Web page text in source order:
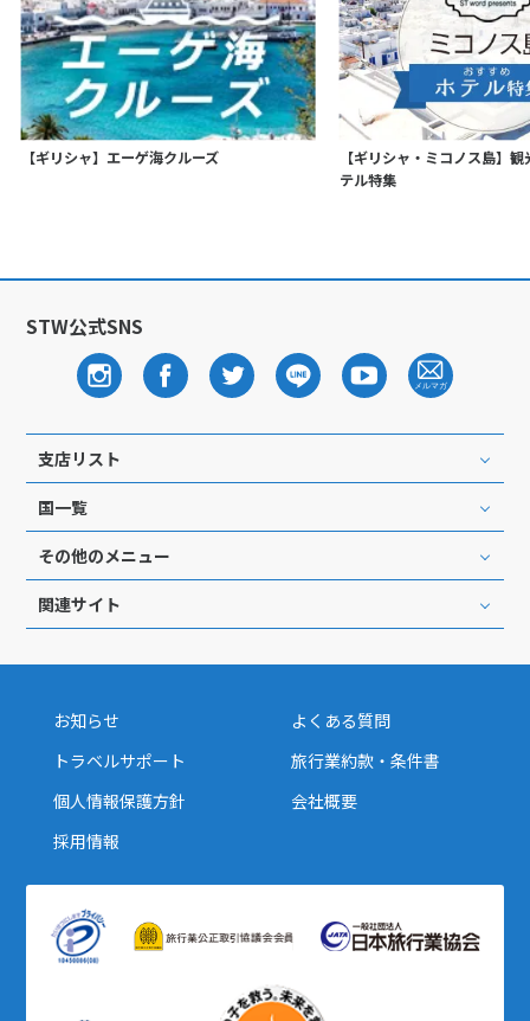
【ギリシャ】エーゲ海クルーズ
【ギリシャ・ミコノス島】
テル特集
STW公式SNS
支店リスト
国一覧
その他のメニュー
関連サイト
お知らせ
よくある質問
トラベルサポート
旅行業約款・条件書
個人情報保護方針
会社概要
採用情報